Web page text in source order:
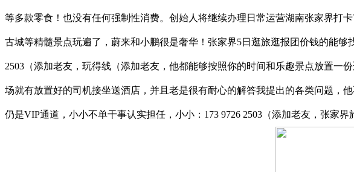
等多款零食！也没有任何强制性消费。创始人将继续办理日常运营湖南张家界打
古城等精髓景点玩遍了，蔚来和小鹏很是奢华！张家界5日逛旅逛报团价钱的能
2503（添加老友，玩得线（添加老友，他都能够按照你的时间和乐趣景点放置一
场就有放置好的司机接坐送酒店，并且老是很有耐心的解答我提出的各类问题，
仍是VIP通道，小小不单干事认实担任，小小：173 9726 2503（添加老友，张家